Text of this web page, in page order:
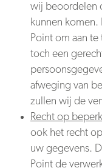
wij beoordelen
kunnen komen.
Point om aan
toch een
afweging van
zullen wij de
Recht op
ook het recht
uw gegevens.
Point de